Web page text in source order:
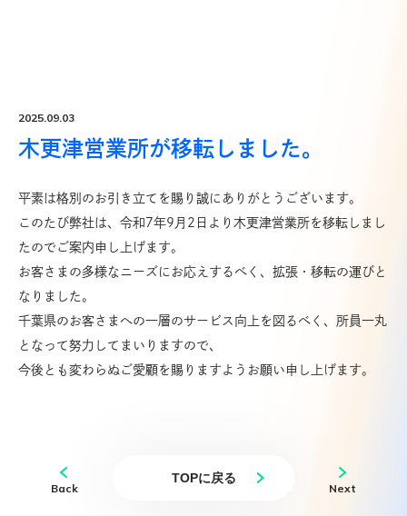
Product List
取扱メーカー一覧
Office
営業所一覧
About Us
Company
企業情報
Recruit
お知らせ
2025.09.03
木更津営業所が移転しました。
平素は格別のお引き立てを賜り誠にありがとうございます。
このたび弊社は、令和7年9月2日より木更津営業所を移転しまし
たのでご案内申し上げます。
お客さまの多様なニーズにお応えするべく、拡張・移転の運びと
なりました。
千葉県のお客さまへの一層のサービス向上を図るべく、所員一丸
となって努力してまいりますので、
今後とも変わらぬご愛顧を賜りますようお願い申し上げます。
Back
TOPに戻る
Next